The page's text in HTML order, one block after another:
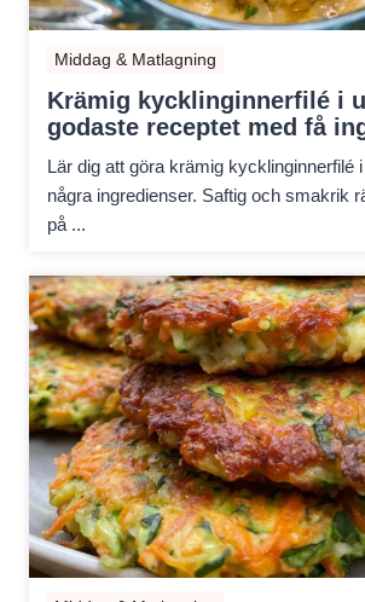
Middag & Matlagning
Krämig kycklinginnerfilé i
godaste receptet med få
Lär dig att göra krämig kycklinginnerfilé
några ingredienser. Saftig och smakrik
på ...